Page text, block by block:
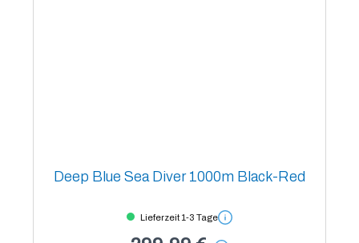
Deep Blue Sea Diver 1000m Black-Red
Lieferzeit 1-3 Tage